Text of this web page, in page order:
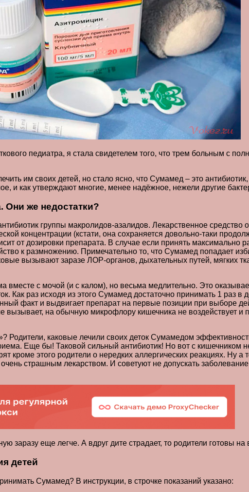
педиатра, я стала свидетелем того, что трем больным с
им своих детей, но стало ясно, что Сумамед – это
и как утверждают многие, менее надёжное, нежели другие
же недостатки?
группы макролидов-азалидов. Лекарственное средство
концентрации (кстати, она сохраняется довольно-таки
от дозировки препарата. В случае если принять максимально
к размножению. Примечательно то, что Сумамед попадает
вызывают заразе ЛОР-органов, дыхательных путей, мягких
вместе с мочой (и с калом), но весьма медлительно. Это
Как раз исходя из этого Сумамед достаточно принимать 1 раз
факт и выдвигает препарат на первые позиции при выборе
вызывает, на обычную микрофлору кишечника не воздействует и
Родители, каковые лечили своих деток Сумамедом
Еще бы! Таковой сильный антибиотик! Но вот с кишечником
кроме этого родители о нередких аллергических реакциях. Ну а
страшным лекарством. И советуют не допускать
заразу еще легче. А вдруг дите страдает, то родители готовы на
детей
Сумамед? В инструкции, в строчке показаний указано: